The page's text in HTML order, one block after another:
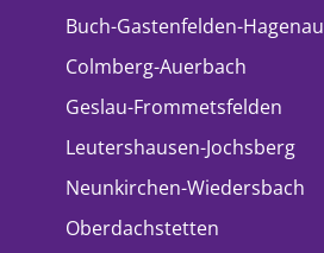
Buch-Gastenfelden-Hagenau
Colmberg-Auerbach
Geslau-Frommetsfelden
Leutershausen-Jochsberg
Neunkirchen-Wiedersbach
Oberdachstetten